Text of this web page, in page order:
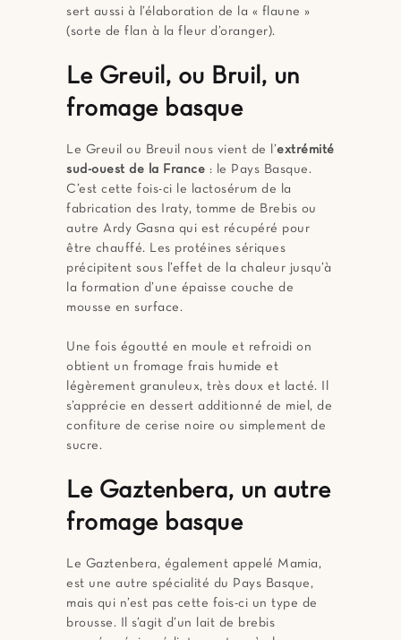
sert aussi à l’élaboration de la « flaune »
(sorte de flan à la fleur d’oranger).
Le Greuil, ou Bruil, un
fromage basque
Le Greuil ou Breuil nous vient de l’extrémité
sud-ouest de la France : le Pays Basque.
C’est cette fois-ci le lactosérum de la
fabrication des Iraty, tomme de Brebis ou
autre Ardy Gasna qui est récupéré pour
être chauffé. Les protéines sériques
précipitent sous l’effet de la chaleur jusqu’à
la formation d’une épaisse couche de
mousse en surface.
Une fois égoutté en moule et refroidi on
obtient un fromage frais humide et
légèrement granuleux, très doux et lacté. Il
s’apprécie en dessert additionné de miel, de
confiture de cerise noire ou simplement de
sucre.
Le Gaztenbera, un autre
fromage basque
Le Gaztenbera, également appelé Mamia,
est une autre spécialité du Pays Basque,
mais qui n’est pas cette fois-ci un type de
brousse. Il s’agit d’un lait de brebis